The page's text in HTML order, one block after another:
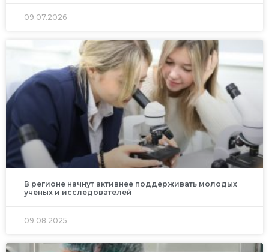
09.07.2026
В регионе начнут активнее поддерживать молодых
ученых и исследователей
09.08.2025